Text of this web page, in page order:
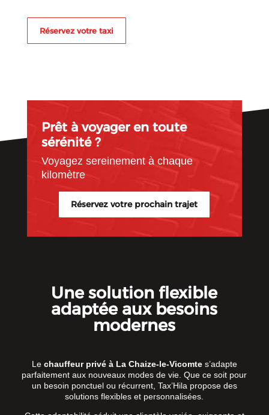
Réservez votre taxi
Prêt à voyager en toute
sérénité ?
Voyagez sereinement à chaque
kilomètre
Réservez votre prochain trajet
Une solution flexible
adaptée aux besoins
modernes
Le chauffeur privé à La Chaize-le-Vicomtes’adapte
parfaitement aux nouveaux modes de vie. Que ce soit pour
un besoin ponctuel ou récurrent, Tax’Hila propose des
solutions flexibles et personnalisées.